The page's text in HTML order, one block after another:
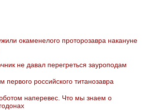
окаменелого проторозавра накануне
не давал перегреться зауроподам
первого российского титанозавра
наперевес. Что мы знаем о